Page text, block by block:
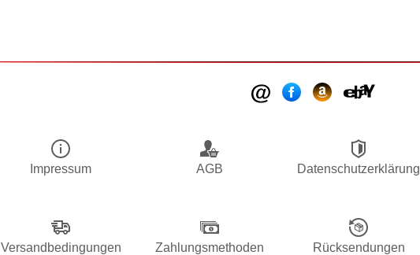
Impressum AGB Datenschutzerklärung
Versandbedingungen Zahlungsmethoden Rücksendungen